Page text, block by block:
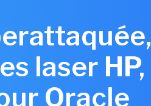
laser HP,
Oracle